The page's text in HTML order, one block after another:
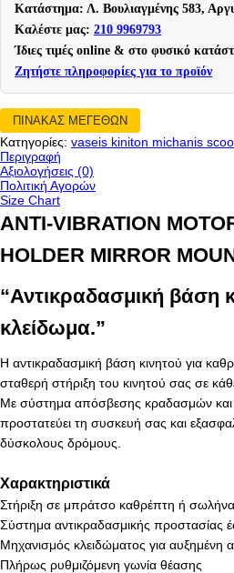
Κατάστημα: Λ. Βουλιαγμένης 583,
Καλέστε μας: 210 9969793
Ίδιες τιμές online & στο φυσικό
Ζητήστε πληροφορίες για το προϊόν
ΠΙΝΑΚΑΣ ΜΕΓΕΘΩΝ
Κατηγορίες: vaseis kiniton michanis
Περιγραφή
Αξιολογήσεις (0)
Πολιτική Αγορών
Size Chart
ANTI-VIBRATION
HOLDER MIRROR
“Αντικραδασμική βάση
κλείδωμα.”
Η αντικραδασμική βάση κινητού για
σταθερή στήριξη του κινητού σας σε
Με σύστημα απόσβεσης κραδασμών και
προστατεύει τη συσκευή σας και
δύσκολους δρόμους.
Χαρακτηριστικά
Στήριξη σε μπράτσο καθρέπτη ή σωλήνα
Σύστημα αντικραδασμικής προστασίας
Μηχανισμός κλειδώματος για αυξημένη
Πλήρως ρυθμιζόμενη γωνία θέασης